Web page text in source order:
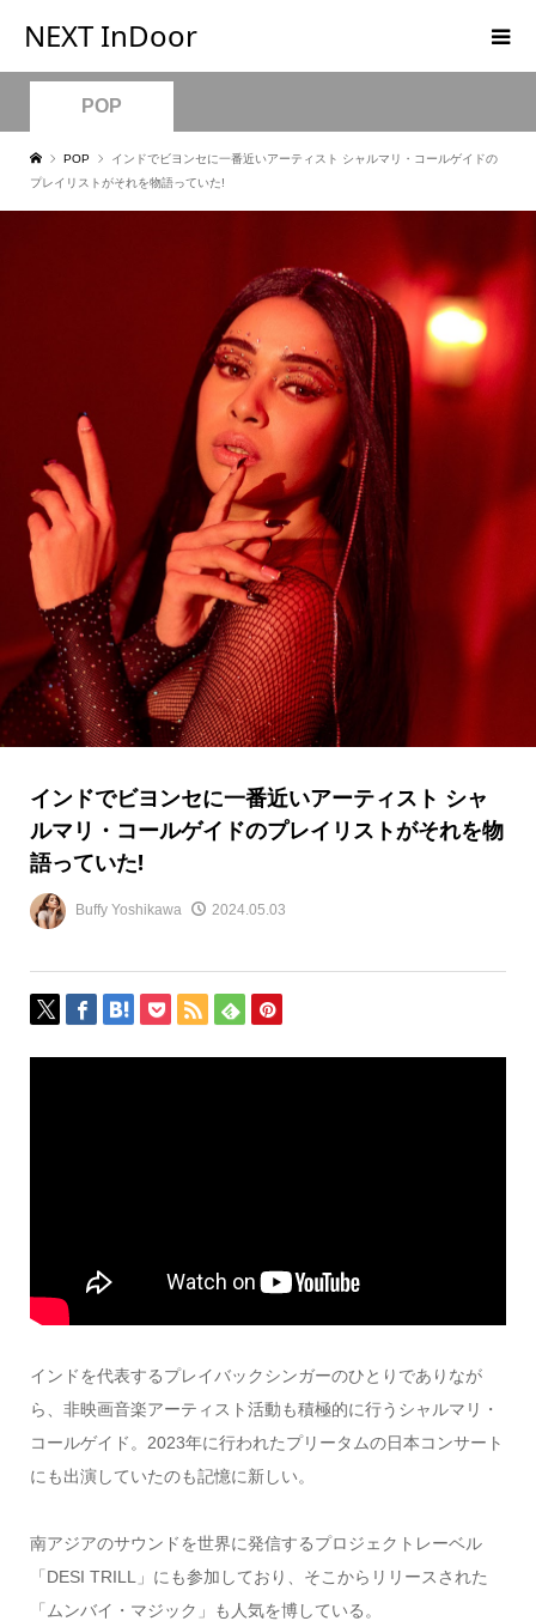
NEXT InDoor
POP
POP
インドでビヨンセに一番近いアーティスト シャルマリ・コールゲイドの
プレイリストがそれを物語っていた!
インドでビヨンセに一番近いアーティスト シャ
ルマリ・コールゲイドのプレイリストがそれを物
語っていた!
Buffy Yoshikawa 2024.05.03
インドを代表するプレイバックシンガーのひとりでありなが
ら、非映画音楽アーティスト活動も積極的に行うシャルマリ・
コールゲイド。2023年に行われたプリータムの日本コンサート
にも出演していたのも記憶に新しい。
南アジアのサウンドを世界に発信するプロジェクトレーベル
「DESI TRILL」にも参加しており、そこからリリースされた
「ムンバイ・マジック」も人気を博している。